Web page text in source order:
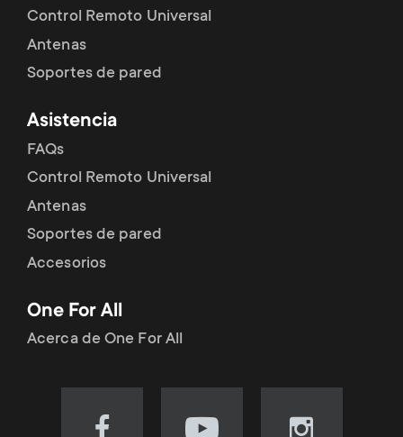
Control Remoto Universal
Antenas
Soportes de pared
Asistencia
FAQs
Control Remoto Universal
Antenas
Soportes de pared
Accesorios
One For All
Acerca de One For All